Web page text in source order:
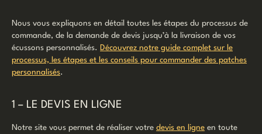
Nous vous expliquons en détail toutes les étapes du processus de
commande, de la demande de devis jusqu’à la livraison de vos
écussons personnalisés. Découvrez notre guide complet sur le
processus, les étapes et les conseils pour commander des patches
personnalisés.
1 – LE DEVIS EN LIGNE
Notre site vous permet de réaliser votre devis en ligne en toute